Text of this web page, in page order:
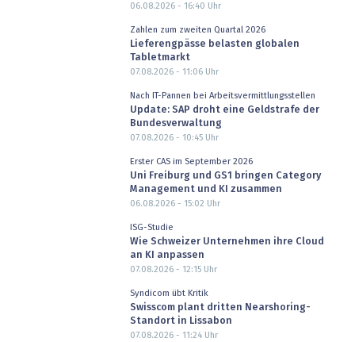
06.08.2026 - 16:40 Uhr
Zahlen zum zweiten Quartal 2026
Lieferengpässe belasten globalen
Tabletmarkt
07.08.2026 - 11:06Uhr
Nach IT-Pannen bei Arbeitsvermittlungsstellen
Update: SAP droht eine Geldstrafe der
Bundesverwaltung
07.08.2026 - 10:45Uhr
Erster CAS im September 2026
Uni Freiburg und GS1 bringen Category
Management und KI zusammen
06.08.2026 - 15:02 Uhr
ISG-Studie
Wie Schweizer Unternehmen ihre Cloud
an KI anpassen
07.08.2026 - 12:15Uhr
Syndicom übt Kritik
Swisscom plant dritten Nearshoring-
Standort in Lissabon
07.08.2026 - 11:24Uhr